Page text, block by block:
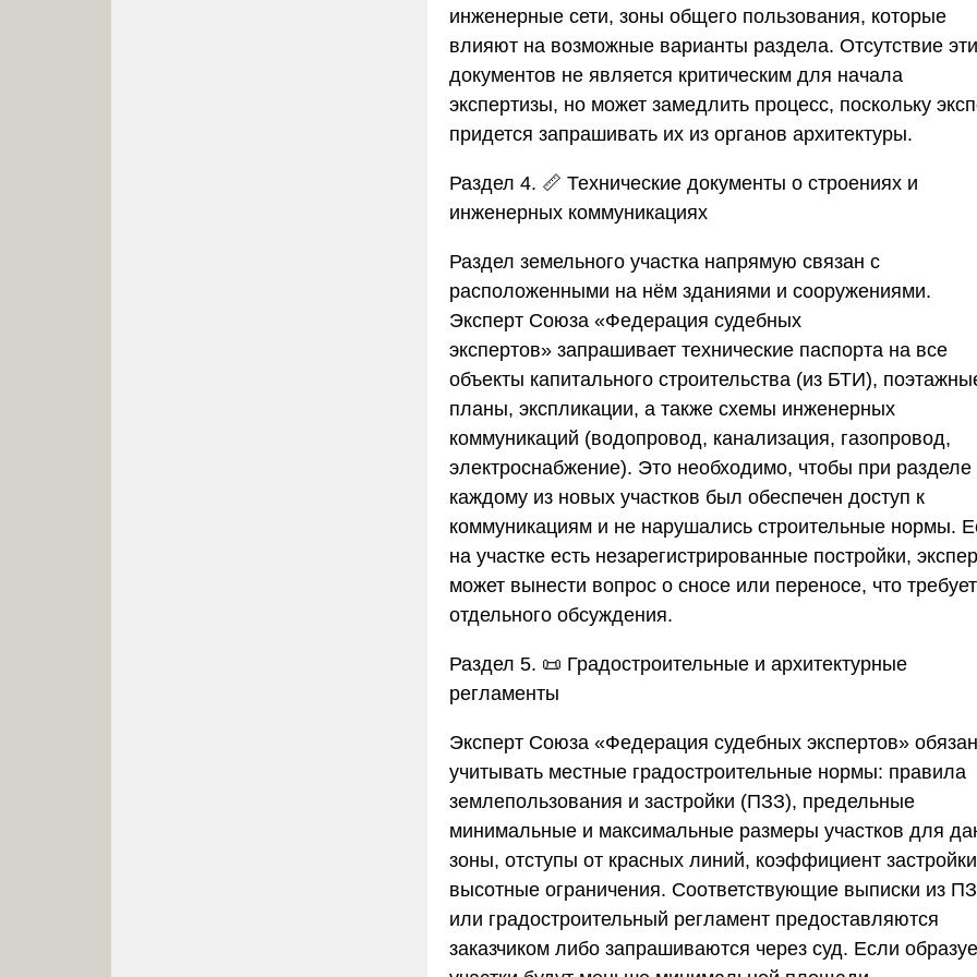
инженерные сети, зоны общего пользования, которые
влияют на возможные варианты раздела. Отсутствие
документов не является критическим для начала
экспертизы, но может замедлить процесс, поскольку
придется запрашивать их из органов архитектуры.
Раздел 4. 📏 Технические документы о строениях и
инженерных коммуникациях
Раздел земельного участка напрямую связан с
расположенными на нём зданиями и сооружениями.
Эксперт Союза «Федерация судебных
экспертов» запрашивает технические паспорта на все
объекты капитального строительства (из БТИ),
планы, экспликации, а также схемы инженерных
коммуникаций (водопровод, канализация, газопровод,
электроснабжение). Это необходимо, чтобы при разделе
каждому из новых участков был обеспечен доступ к
коммуникациям и не нарушались строительные нормы.
на участке есть незарегистрированные постройки,
может вынести вопрос о сносе или переносе, что требует
отдельного обсуждения.
Раздел 5. 📜 Градостроительные и архитектурные
регламенты
Эксперт Союза «Федерация судебных экспертов» обязан
учитывать местные градостроительные нормы: правила
землепользования и застройки (ПЗЗ), предельные
минимальные и максимальные размеры участков для
зоны, отступы от красных линий, коэффициент
высотные ограничения. Соответствующие выписки из
или градостроительный регламент предоставляются
заказчиком либо запрашиваются через суд. Если